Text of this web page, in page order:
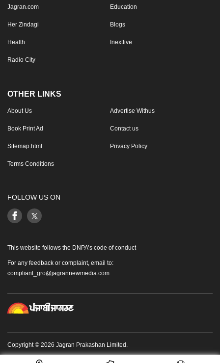
Jagran.com Education
Her Zindagi Blogs
Health Inextlive
Radio City
OTHER LINKS
About Us Advertise Withus
Book Print Ad Contact us
Sitemap.html Privacy Policy
Terms Conditions
FOLLOW US ON
This website follows the DNPA’s code of conduct
For any feedback or complaint, email to:
compliant_gro@jagrannewmedia.com
Copyright © 2026 Jagran Prakashan Limited.